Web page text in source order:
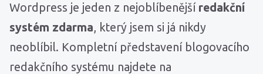
Wordpress je jeden z nejoblíbenější redakční
systém zdarma, který jsem si já nikdy
neoblíbil. Kompletní představení blogovacího
redakčního systému najdete na